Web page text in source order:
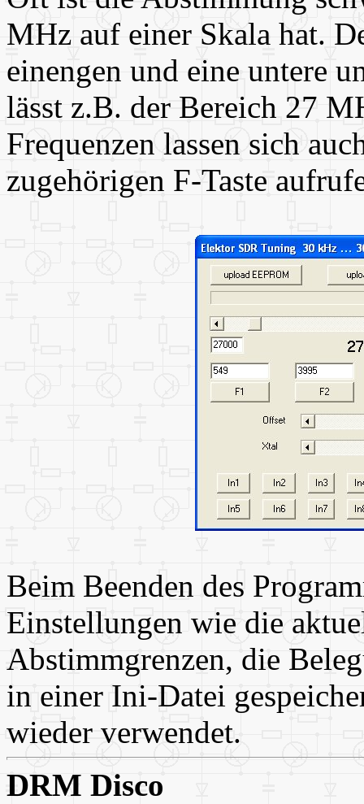
MHz auf einer Skala hat.
einengen und eine untere
lässt z.B. der Bereich 27
Frequenzen lassen sich
zugehörigen F-Taste
Beim Beenden des
Einstellungen wie die
Abstimmgrenzen, die
in einer Ini-Datei
wieder verwendet.
DRM Disco